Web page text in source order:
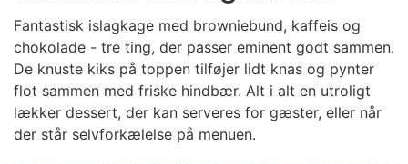
Fantastisk islagkage med browniebund, kaffeis og
chokolade - tre ting, der passer eminent godt sammen.
De knuste kiks på toppen tilføjer lidt knas og pynter
flot sammen med friske hindbær. Alt i alt en utroligt
lækker dessert, der kan serveres for gæster, eller når
der står selvforkælelse på menuen.